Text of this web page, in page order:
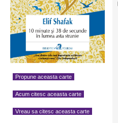
Propune aceasta carte
Acum citesc aceasta carte
Vreau sa citesc aceasta carte